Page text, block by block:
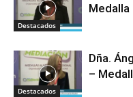
Destacados
Destacados
Dña.
–